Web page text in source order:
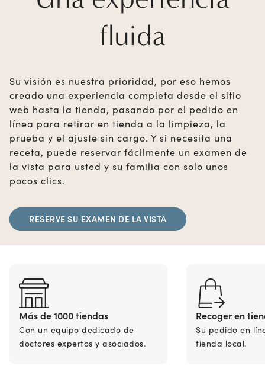
fluida
Su visión es nuestra prioridad, por eso hemos
creado una experiencia completa desde el sitio
web hasta la tienda, pasando por el pedido en
línea para retirar en tienda a la limpieza, la
prueba y el ajuste sin cargo. Y si necesita una
receta, puede reservar fácilmente un examen de
la vista para usted y su familia con solo unos
pocos clics.
RESERVE SU EXAMEN DE LA VISTA
Más de 1000 tiendas
Con un equipo dedicado de
doctores expertos y asociados.
Recoger en
Su pedido en
tienda local.